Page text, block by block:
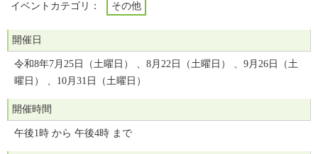
イベントカテゴリ： その他
開催日
令和8年7月25日（土曜日） 、8月22日（土曜日） 、9月26日（土
曜日） 、10月31日（土曜日）
開催時間
午後1時 から 午後4時 まで